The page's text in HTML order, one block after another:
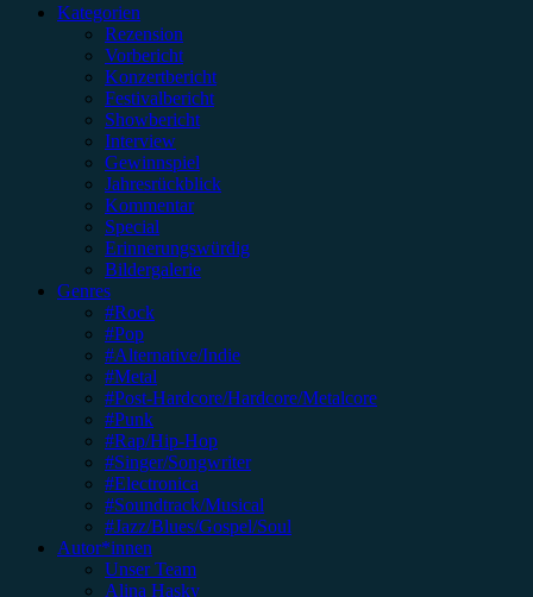
Kategorien
Rezension
Vorbericht
Konzertbericht
Festivalbericht
Showbericht
Interview
Gewinnspiel
Jahresrückblick
Kommentar
Special
Erinnerungswürdig
Bildergalerie
Genres
#Rock
#Pop
#Alternative/Indie
#Metal
#Post-Hardcore/Hardcore/Metalcore
#Punk
#Rap/Hip-Hop
#Singer/Songwriter
#Electronica
#Soundtrack/Musical
#Jazz/Blues/Gospel/Soul
Autor*innen
Unser Team
Alina Hasky